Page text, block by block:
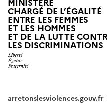
MINISTÈRE
CHARGÉ DE L’ÉGALITÉ
ENTRE LES FEMMES
ET LES HOMMES
ET DE LA LUTTE
LES DISCRIMINATIONS
arretonslesviolences.gouv.fr